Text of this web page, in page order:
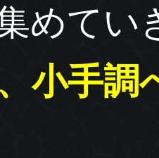
めてい
小手調